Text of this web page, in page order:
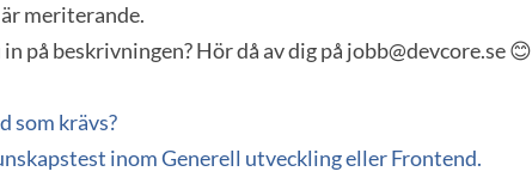
meriterande.
in på beskrivningen? Hör då av dig på jobb@devcore.se 😊
som krävs?
inom Generell utveckling eller Frontend.